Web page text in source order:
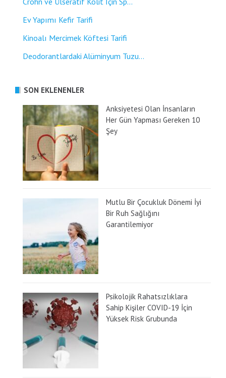
Ev Yapımı Kefir Tarifi
Kinoalı Mercimek Köftesi Tarifi
Deodorantlardaki Alüminyum Tuzu...
SON EKLENENLER
Anksiyetesi Olan İnsanların
Her Gün Yapması Gereken 10
Şey
Mutlu Bir Çocukluk Dönemi İyi
Bir Ruh Sağlığını
Garantilemiyor
Psikolojik Rahatsızlıklara
Sahip Kişiler COVID-19 İçin
Yüksek Risk Grubunda